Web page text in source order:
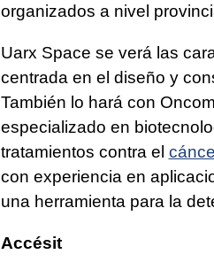
organizados a nivel
Uarx Space se verá las
centrada en el diseño y
También lo hará con
especializado en
tratamientos contra el
con experiencia en
una herramienta para la
Accésit